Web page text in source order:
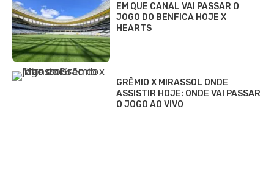
EM QUE CANAL VAI PASSAR O
JOGO DO BENFICA HOJE X
HEARTS
GRÊMIO X MIRASSOL ONDE
ASSISTIR HOJE: ONDE VAI PASSAR
O JOGO AO VIVO